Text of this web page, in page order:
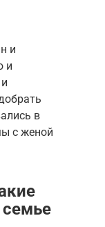
и
и
в
с женой